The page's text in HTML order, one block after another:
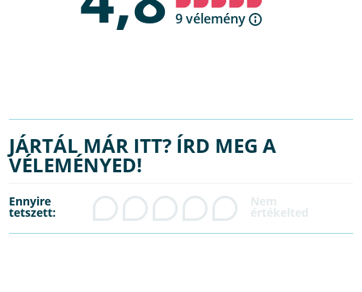
9 vélemény
JÁRTÁL MÁR ITT? ÍRD MEG A
VÉLEMÉNYED!
Ennyire
tetszett: